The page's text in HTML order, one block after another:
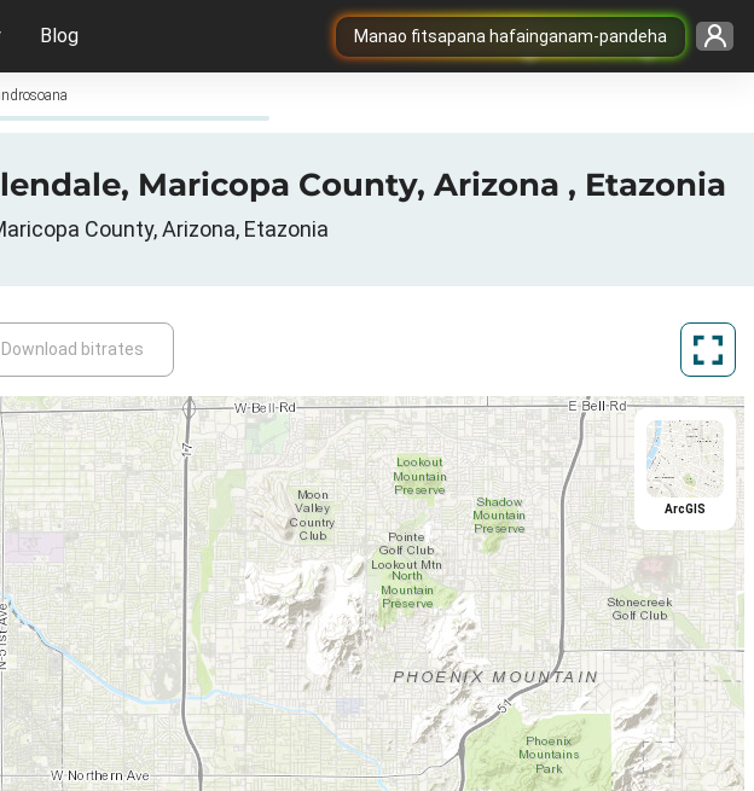
Manao fitsapana hafainganam-pandeha
Blog
Maricopa County, Arizona , Etazonia
County, Arizona, Etazonia
Download bitrates
ArcGIS